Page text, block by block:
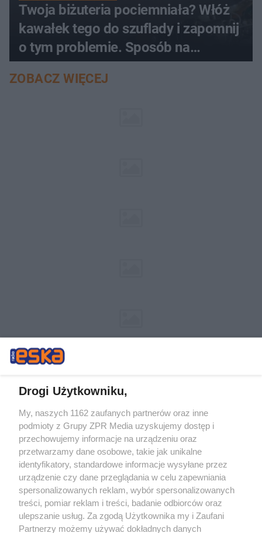
Twoja biżuteria pociemniała? Włóż
kawałek tego do szuflady i zapomnij
o tym problemie. Sposób na
pociemniałą biżuterię
ZOBACZ WIĘCEJ
Żaden utwór zamieszczony w serwisie nie może być powielany i
rozpowszechniany lub dalej rozpowszechniany w jakikolwiek sposób (w
tym także elektroniczny lub mechaniczny) na jakimkolwiek polu
eksploatacji w jakiejkolwiek formie, włącznie z umieszczaniem w
Internecie bez pisemnej zgody właściciela praw. Jakiekolwiek użycie lub
wykorzystanie utworów w całości lub w części z naruszeniem prawa,
tzn. bez właściwej zgody, jest zabronione pod groźbą kary i może być
ścigane prawnie.
Drogi Użytkowniku,
My, naszych 1162 zaufanych partnerów oraz inne
podmioty z Grupy ZPR Media uzyskujemy dostęp i
przechowujemy informacje na urządzeniu oraz
przetwarzamy dane osobowe, takie jak unikalne
identyfikatory, standardowe informacje wysyłane przez
urządzenie czy dane przeglądania w celu zapewniania
spersonalizowanych reklam, wybór spersonalizowanych
treści, pomiar reklam i treści, badanie odbiorców oraz
ulepszanie usług. Za zgodą Użytkownika my i Zaufani
Partnerzy możemy używać dokładnych danych